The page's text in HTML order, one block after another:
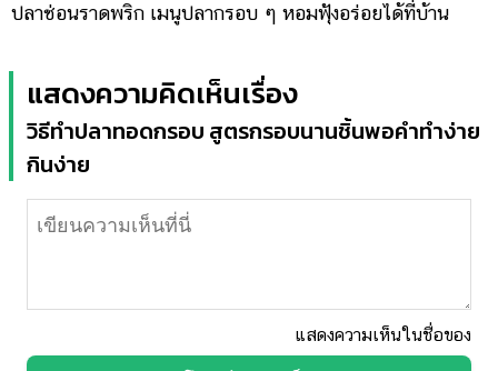
ปลาช่อนราดพริก เมนูปลากรอบ ๆ หอมฟุ้งอร่อยได้ที่บ้าน
แสดงความคิดเห็นเรื่อง
วิธีทำปลาทอดกรอบ สูตรกรอบนานชิ้นพอคำทำง่าย
กินง่าย
แสดงความเห็นในชื่อของ